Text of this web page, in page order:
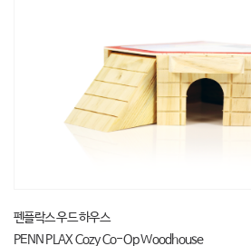
펜플락스 우드 하우스
PENN PLAX Cozy Co-Op Woodhouse